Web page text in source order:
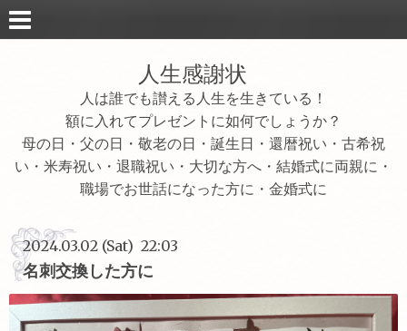
人生感謝状
人は誰でも讃える人生を生きている！
額に入れてプレゼントに如何でしょうか？
母の日・父の日・敬老の日・誕生日・還暦祝い・古希祝
い・米寿祝い・退職祝い・大切な方へ・結婚式に両親に・
職場でお世話になった方に・金婚式に
2024.03.02 (Sat) 22:03
名刺交換した方に